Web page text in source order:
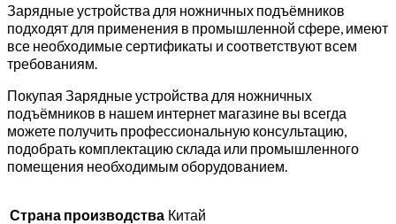
Зарядные устройства для ножничных подъёмников
подходят для применения в промышленной сфере, имеют
все необходимые сертификаты и соответствуют всем
требованиям.
Покупая Зарядные устройства для ножничных
подъёмников в нашем интернет магазине вы всегда
можете получить профессиональную консультацию,
подобрать комплектацию склада или промышленного
помещения необходимым оборудованием.
Страна производства Китай